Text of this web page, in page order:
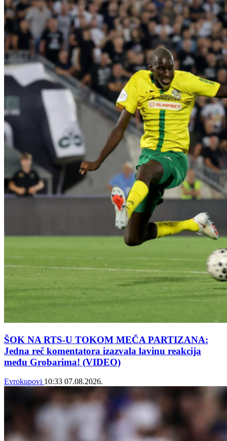
ŠOK NA RTS-U TOKOM MEČA PARTIZANA:
Jedna reč komentatora izazvala lavinu reakcija
među Grobarima! (VIDEO)
Evrokupovi 10:33 07.08.2026.